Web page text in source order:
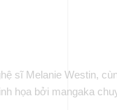
sĩ Melanie Westin,
họa bởi mangaka